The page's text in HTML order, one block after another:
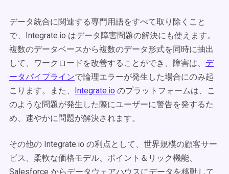
データ統合に関連する専門用語をすべて取り除くこと
で、Integrate.io はデータ障害問題の解決にも使えます。
複数のデータベースから複数のデータ形式を同時に抽出
して、ワークロードを改善することができ、障害は、 デ
ータパイプラインで論理エラーが発生した場合にのみ起
こります。また、 Integrate.io のプラットフォームは、こ
のような問題が発生した際にユーザーに警告を発するた
め、速やかに問題が解決されます。
その他の Integrate.io の利点として、世界規模の顧客サー
ビス、柔軟な価格モデル、ポイント＆リック機能、
Salesforce からデータウェアハウスにデータを移動して